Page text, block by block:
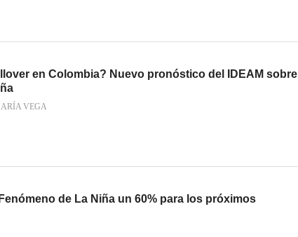
en Colombia? Nuevo pronóstico del IDEAM sobre
VEGA
de La Niña un 60% para los próximos